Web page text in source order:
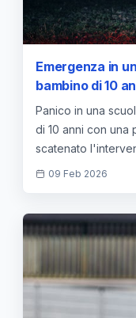
Emergenza in
bambino di 10
tappo rosso
Panico in una
di 10 anni con una
scatenato
sicurezza e
09 Feb 2026